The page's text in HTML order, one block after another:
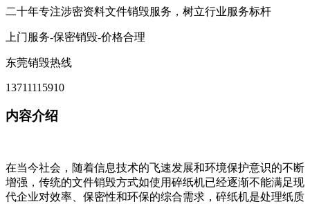
二十年专注涉密资料文件销毁服务，树立行业服务标杆
上门服务-保密销毁-价格合理
东莞销毁热线
13711115910
内容介绍
在当今社会，随着信息技术的飞速发展和环境保护意识的不断
增强，传统的文件销毁方式如使用碎纸机已经逐渐不能满足现
代企业对效率、保密性和环保的综合需求，碎纸机是处理纸质